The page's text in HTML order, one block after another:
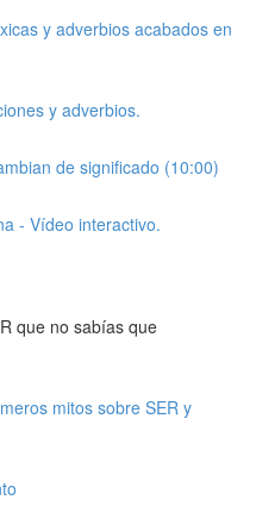
y adverbios acabados en
y adverbios.
de significado (10:00)
- Vídeo interactivo.
que no sabías que
mitos sobre SER y